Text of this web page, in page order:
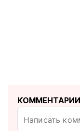
КОММЕНТАРИИ